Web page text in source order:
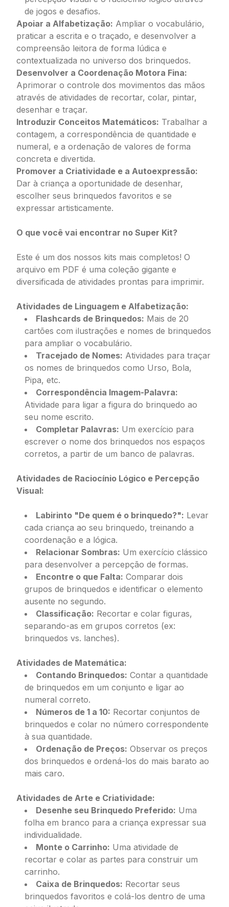
de jogos e desafios.
Apoiar a Alfabetização: Ampliar o vocabulário,
praticar a escrita e o traçado, e desenvolver a
compreensão leitora de forma lúdica e
contextualizada no universo dos brinquedos.
Desenvolver a Coordenação Motora Fina:
Aprimorar o controle dos movimentos das mãos
através de atividades de recortar, colar, pintar,
desenhar e traçar.
Introduzir Conceitos Matemáticos: Trabalhar a
contagem, a correspondência de quantidade e
numeral, e a ordenação de valores de forma
concreta e divertida.
Promover a Criatividade e a Autoexpressão:
Dar à criança a oportunidade de desenhar,
escolher seus brinquedos favoritos e se
expressar artisticamente.
O que você vai encontrar no Super Kit?
Este é um dos nossos kits mais completos! O
arquivo em PDF é uma coleção gigante e
diversificada de atividades prontas para imprimir.
Atividades de Linguagem e Alfabetização:
Flashcards de Brinquedos: Mais de 20
cartões com ilustrações e nomes de brinquedos
para ampliar o vocabulário.
Tracejado de Nomes: Atividades para traçar
os nomes de brinquedos como Urso, Bola,
Pipa, etc.
Correspondência Imagem-Palavra:
Atividade para ligar a figura do brinquedo ao
seu nome escrito.
Completar Palavras: Um exercício para
escrever o nome dos brinquedos nos espaços
corretos, a partir de um banco de palavras.
Atividades de Raciocínio Lógico e Percepção
Visual:
Labirinto "De quem é o brinquedo?": Levar
cada criança ao seu brinquedo, treinando a
coordenação e a lógica.
Relacionar Sombras: Um exercício clássico
para desenvolver a percepção de formas.
Encontre o que Falta: Comparar dois
grupos de brinquedos e identificar o elemento
ausente no segundo.
Classificação: Recortar e colar figuras,
separando-as em grupos corretos (ex:
brinquedos vs. lanches).
Atividades de Matemática:
Contando Brinquedos: Contar a quantidade
de brinquedos em um conjunto e ligar ao
numeral correto.
Números de 1 a 10: Recortar conjuntos de
brinquedos e colar no número correspondente
à sua quantidade.
Ordenação de Preços: Observar os preços
dos brinquedos e ordená-los do mais barato ao
mais caro.
Atividades de Arte e Criatividade:
Desenhe seu Brinquedo Preferido: Uma
folha em branco para a criança expressar sua
individualidade.
Monte o Carrinho: Uma atividade de
recortar e colar as partes para construir um
carrinho.
Caixa de Brinquedos: Recortar seus
brinquedos favoritos e colá-los dentro de uma